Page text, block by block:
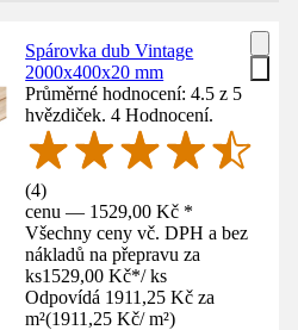
Spárovka dub Vintage
2000x400x20 mm
Průměrné hodnocení: 4.5 z 5
hvězdiček. 4 Hodnocení.
(4)
cenu — 1529,00 Kč *
Všechny ceny vč. DPH a bez
nákladů na přepravu za
ks1529,00 Kč*/ ks
Odpovídá 1911,25 Kč za
m²(1911,25 Kč/ m²)